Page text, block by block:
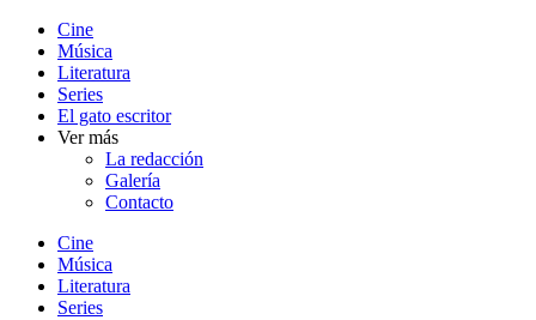
Cine
Música
Literatura
Series
El gato escritor
Ver más
La redacción
Galería
Contacto
Cine
Música
Literatura
Series